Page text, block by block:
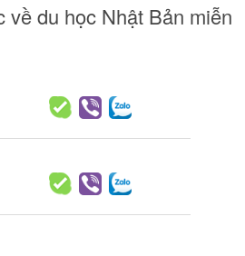
về du học Nhật Bản miễn